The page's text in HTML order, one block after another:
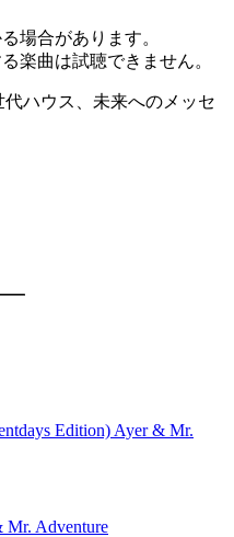
場合があります。
楽曲は試聴できません。
代ハウス、未来へのメッセ
Edition) Ayer & Mr.
Mr. Adventure